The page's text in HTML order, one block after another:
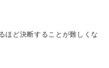
ほど決断することが難しくな